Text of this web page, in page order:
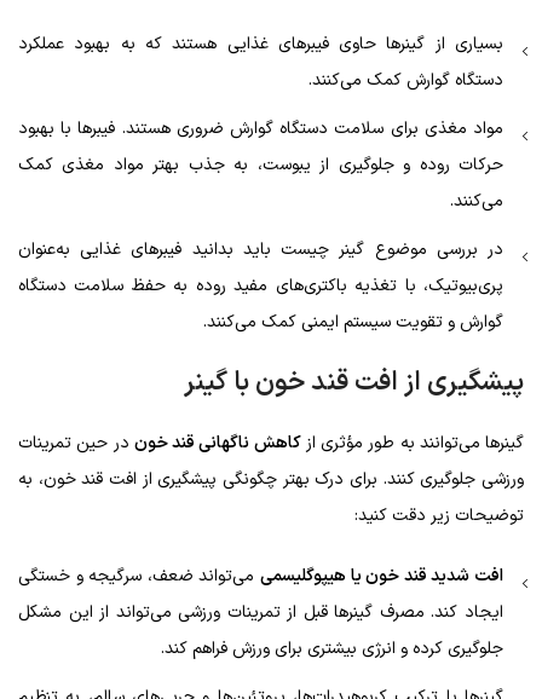
بسیاری از گینرها حاوی فیبرهای غذایی هستند که به بهبود عملکرد
دستگاه گوارش کمک می‌کنند.
مواد مغذی برای سلامت دستگاه گوارش ضروری هستند. فیبرها با بهبود
حرکات روده و جلوگیری از یبوست، به جذب بهتر مواد مغذی کمک
می‌کنند.
در بررسی موضوع گینر چیست باید بدانید فیبرهای غذایی به‌عنوان
پری‌بیوتیک، با تغذیه باکتری‌های مفید روده به حفظ سلامت دستگاه
گوارش و تقویت سیستم ایمنی کمک می‌کنند.
پیشگیری از افت قند خون با گینر
گینرها می‌توانند به طور مؤثری ازکاهش ناگهانی قند خون در حین تمرینات
ورزشی جلوگیری کنند. برای درک بهتر چگونگی پیشگیری از افت قند خون، به
توضیحات زیر دقت کنید:
افت شدید قند خون یا هیپوگلیسمی می‌تواند ضعف، سرگیجه و خستگی
ایجاد کند. مصرف گینرها قبل از تمرینات ورزشی می‌تواند از این مشکل
جلوگیری کرده و انرژی بیشتری برای ورزش فراهم کند.